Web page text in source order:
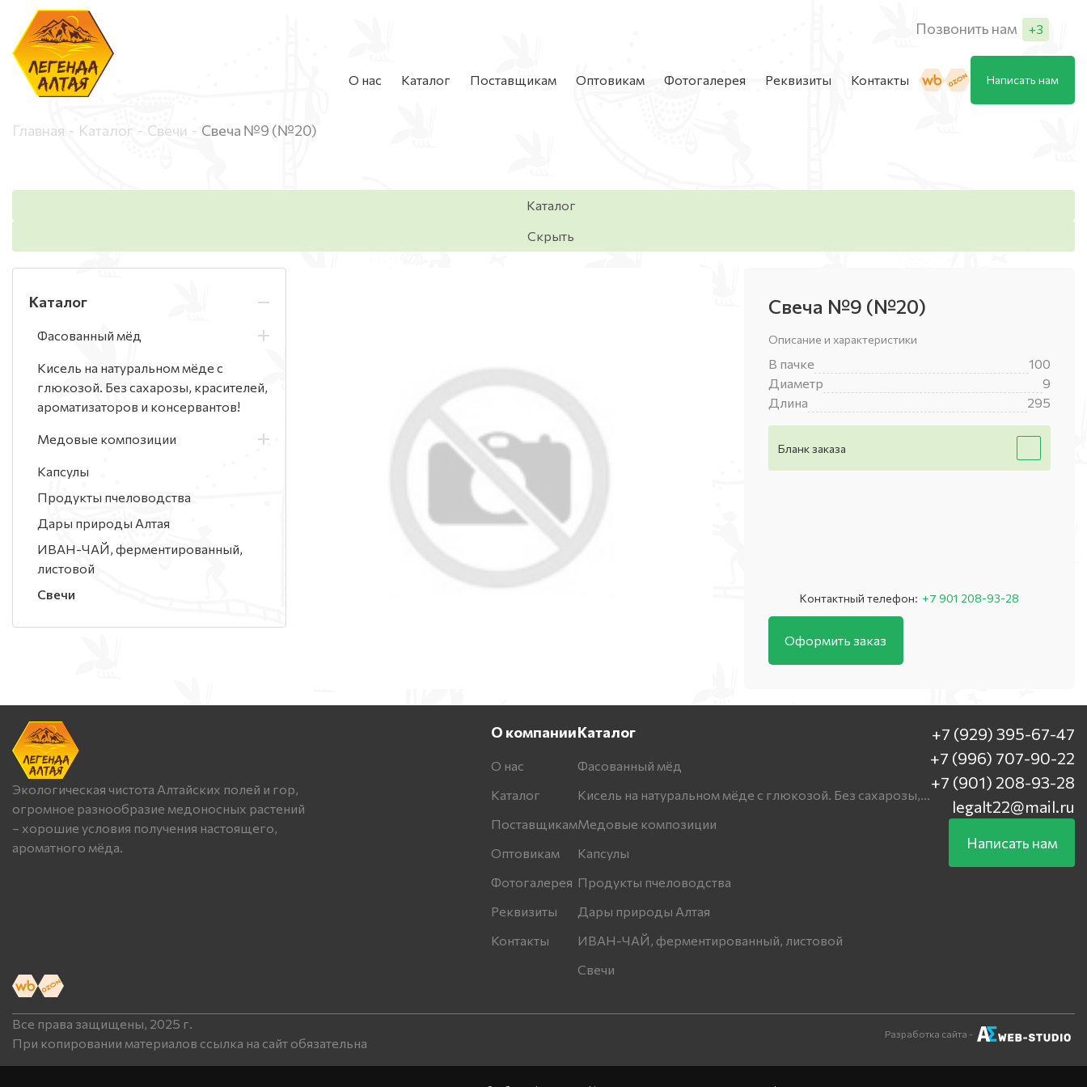
Позвонить нам +3
Менеджер продаж
О нас Каталог Поставщикам Оптовикам Фотогалерея Реквизиты Контакты Написать нам
Главная Каталог Свечи Свеча №9 (№20)
Каталог
Скрыть
Каталог
Фасованный мёд
Кисель на натуральном мёде с
глюкозой. Без сахарозы, красителей,
ароматизаторов и консервантов!
Медовые композиции
Капсулы
Продукты пчеловодства
Дары природы Алтая
ИВАН-ЧАЙ, ферментированный,
листовой
Свечи
Свеча №9 (№20)
Описание и характеристики
В пачке
100
Диаметр
9
Длина
295
Бланк заказа
Контактный телефон: +7 901 208-93-28
Оформить заказ
Экологическая чистота Алтайских полей и гор,
огромное разнообразие медоносных растений
– хорошие условия получения настоящего,
ароматного мёда.
О компании
О нас
Каталог
Поставщикам
Оптовикам
Фотогалерея
Реквизиты
Контакты
Каталог
Фасованный мёд
Кисель на натуральном мёде с глюкозой. Без сахарозы,...
Медовые композиции
Капсулы
Продукты пчеловодства
Дары природы Алтая
ИВАН-ЧАЙ, ферментированный, листовой
Свечи
+7 (929) 395-67-47
+7 (996) 707-90-22
+7 (901) 208-93-28
legalt22@mail.ru
Написать нам
Все права защищены, 2025 г.
При копировании материалов ссылка на сайт обязательна
Разработка сайта -